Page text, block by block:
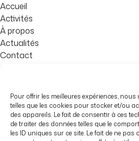
Pour offrir les meilleures expériences,
telles que les cookies pour stocker et/ou
des appareils. Le fait de consentir à ces
de traiter des données telles que le
les ID uniques sur ce site. Le fait de ne
Accueil
Activités
À propos
Actualités
Contact
Boîte Associative n°1
Place Charles de Gaulle
69290 Craponne